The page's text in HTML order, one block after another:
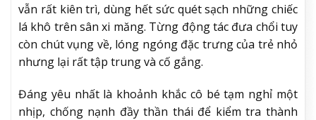
vẫn rất kiên trì, dùng hết sức quét sạch những chiếc
lá khô trên sân xi măng. Từng động tác đưa chổi tuy
còn chút vụng về, lóng ngóng đặc trưng của trẻ nhỏ
nhưng lại rất tập trung và cố gắng.
Đáng yêu nhất là khoảnh khắc cô bé tạm nghỉ một
nhịp, chống nạnh đầy thần thái để kiểm tra thành